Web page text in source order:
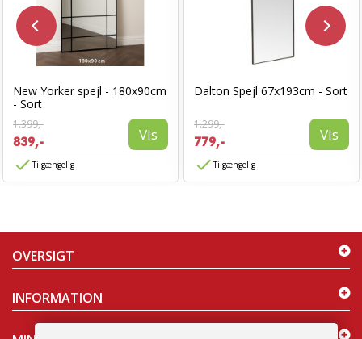
New Yorker spejl - 180x90cm
- Sort
1.399,-
839,- Vis
Tilgængelig
Dalton Spejl 67x193cm - Sort
1.299,-
779,- Vis
Tilgængelig
OVERSIGT
INFORMATION